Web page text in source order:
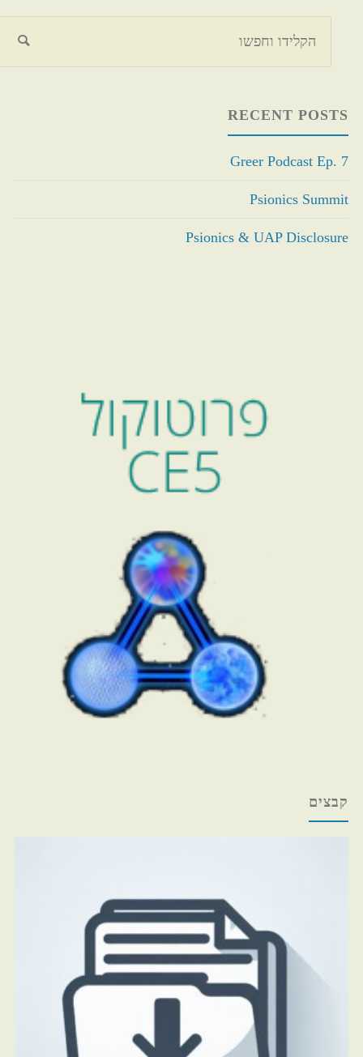
RECENT POSTS
Greer Podcast Ep. 7
Psionics Summit
Psionics & UAP Disclosure
קבצים